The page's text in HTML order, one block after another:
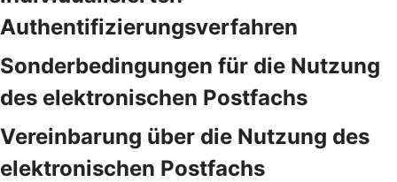
Authentifizierungsverfahren
Sonderbedingungen für die Nutzung
des elektronischen Postfachs
Vereinbarung über die Nutzung des
elektronischen Postfachs